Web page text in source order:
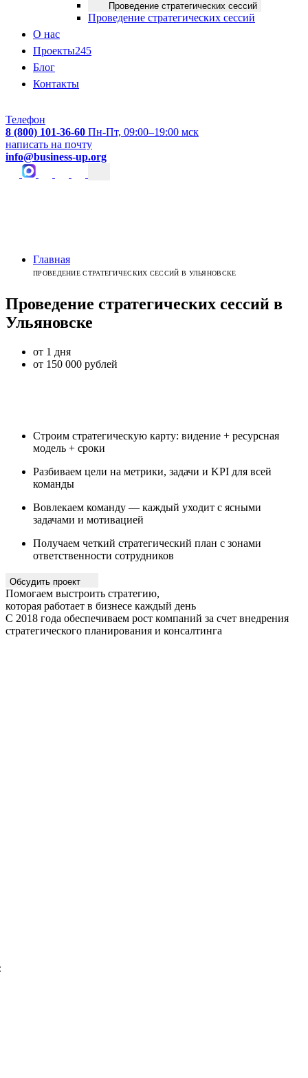
Проведение стратегических сессий
Проведение стратегических сессий
О нас
Проекты245
Блог
Контакты
Телефон
8 (800) 101-36-60 Пн-Пт, 09:00–19:00 мск
написать на почту
info@business-up.org
Главная
ПРОВЕДЕНИЕ СТРАТЕГИЧЕСКИХ СЕССИЙ В УЛЬЯНОВСКЕ
Проведение стратегических сессий в
Ульяновске
от 1 дня
от 150 000 рублей
Строим стратегическую карту: видение + ресурсная
модель + сроки
Разбиваем цели на метрики, задачи и KPI для всей
команды
Вовлекаем команду — каждый уходит с ясными
задачами и мотивацией
Получаем четкий стратегический план с зонами
ответственности сотрудников
Обсудить проект
Помогаем выстроить стратегию,
которая работает в бизнесе каждый день
С 2018 года обеспечиваем рост компаний за счет внедрения
стратегического планирования и консалтинга